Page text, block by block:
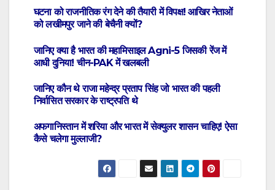
घटना को राजनीतिक रंग देने की तैयारी में विपक्ष! आखिर नेताओं
को लखीमपुर जाने की बेचैनी क्‍यों?
जानिए क्या है भारत की महामिसाइल Agni-5 जिसकी रेंज में
आधी दुनिया! चीन-PAK में खलबली
जानिए कौन थे राजा महेन्द्र प्रताप सिंह जो भारत की पहली
निर्वासित सरकार के राष्ट्रपति थे
अफगानिस्तान में शरिया और भारत में सेक्युलर शासन चाहिए! ऐसा
कैसे चलेगा मुल्लाजी?